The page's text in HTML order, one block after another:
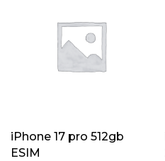
iPhone 17 pro 512gb
ESIM